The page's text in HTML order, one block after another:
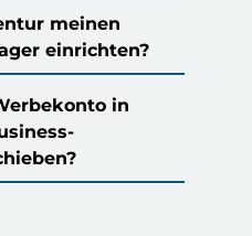
meinen
einrichten?
in